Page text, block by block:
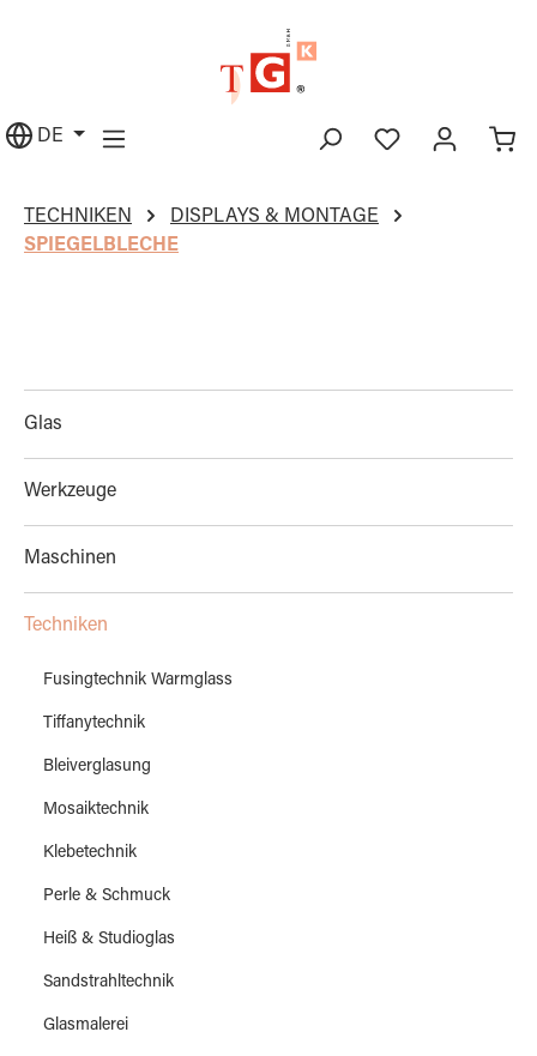
DE
TECHNIKEN
DISPLAYS & MONTAGE
SPIEGELBLECHE
Glas
Werkzeuge
Maschinen
Techniken
Fusingtechnik Warmglass
Tiffanytechnik
Bleiverglasung
Mosaiktechnik
Klebetechnik
Perle & Schmuck
Heiß & Studioglas
Sandstrahltechnik
Glasmalerei